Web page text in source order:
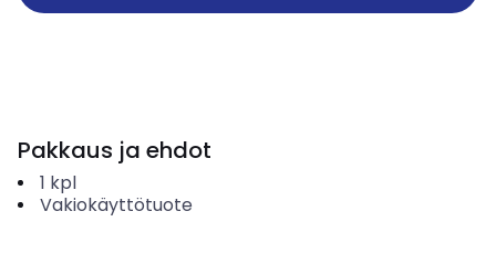
Pakkaus ja ehdot
1 kpl
Vakiokäyttötuote